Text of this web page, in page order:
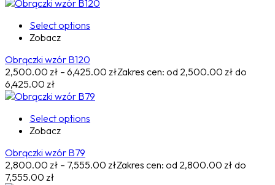
Select options
Zobacz
Obrączki wzór B120
2,500.00 zł – 6,425.00 złZakres cen: od 2,500.00 zł do
6,425.00 zł
Select options
Zobacz
Obrączki wzór B79
2,800.00 zł – 7,555.00 złZakres cen: od 2,800.00 zł do
7,555.00 zł